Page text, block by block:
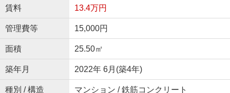
賃料 13.4万円
管理費等 15,000円
面積 25.50㎡
築年月 2022年 6月(築4年)
種別 / 構造 マンション / 鉄筋コンクリート